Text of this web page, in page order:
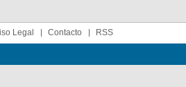
Legal Contacto RSS